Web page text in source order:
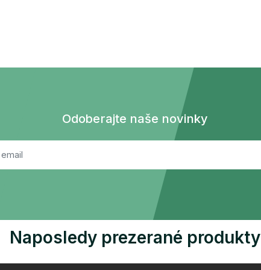
Odoberajte naše novinky
Naposledy prezerané produkty